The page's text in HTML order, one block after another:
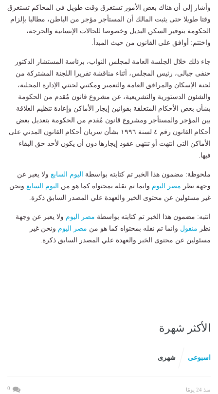
وأشار إلى أن هناك بعض الأمور تستغرق وقت طويل في المحاكم تستغرق
وقتا طويلا حتى يثبت المالك أن المستأجر مؤجر من الباطن، مطالبا بإلزام
الحكومة بتوفير السكن البديل وخصوصا للحالات الإنسانية والحرجة،
واختتم: أوافق على القانون من حيث المبدأ.
جاء ذلك خلال الجلسة العامة لمجلس النواب، برئاسة المستشار الدكتور
حنفى جبالى، رئيس المجلس، أثناء مناقشة تقريرا اللجنة المشتركة من
لجنة الإسكان والمرافق العامة والتعمير ومكتبي لجنتي الإدارة المحلية،
والشئون الدستورية والتشريعية، عن مشروع قانون مُقدم من الحكومة
بشأن بعض الأحكام المتعلقة بقوانين إيجار الأماكن وإعادة تنظيم العلاقة
بين المؤجر والمستأجر ومشروع قانون مُقدم من الحكومة بتعديل بعض
أحكام القانون رقم ٤ لسنة ١٩٩٦ بشأن سريان أحكام القانون المدني على
الأماكن التي انتهت أو تنتهي عقود إيجارها دون أن يكون لأحد حق البقاء
فيها.
ملحوظة: مضمون هذا الخبر تم كتابته بواسطة اليوم السابع ولا يعبر عن
وجهة نظر مصر اليوم وانما تم نقله بمحتواه كما هو من اليوم السابع ونحن
غير مسئولين عن محتوى الخبر والعهدة علي المصدر السابق ذكرة.
انتبه: مضمون هذا الخبر تم كتابته بواسطة مصر اليوم ولا يعبر عن وجهة
نظر منقول وانما تم نقله بمحتواه كما هو من مصر اليوم ونحن غير
مسئولين عن محتوى الخبر والعهدة علي المصدر السابق ذكرة.
الأكثر شهرة
اسبوعى شهرى
منذ 24 يومًا 0